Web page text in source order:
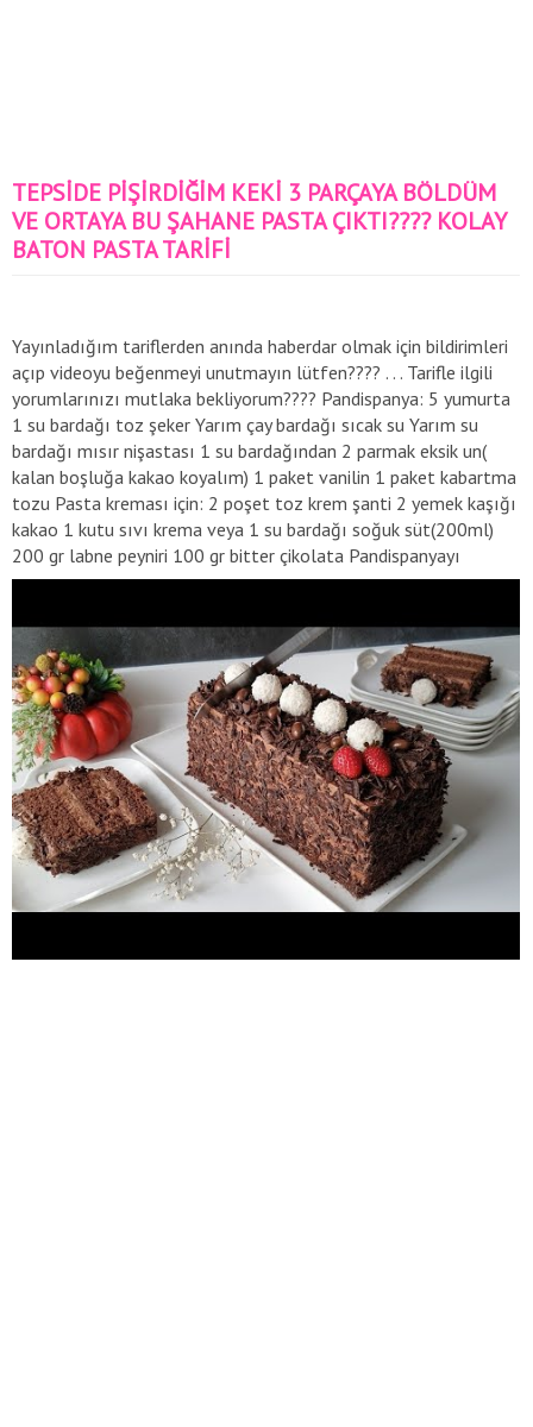
TEPSİDE PİŞİRDİĞİM KEKİ 3 PARÇAYA BÖLDÜM
VE ORTAYA BU ŞAHANE PASTA ÇIKTI???? KOLAY
BATON PASTA TARİFİ
Yayınladığım tariflerden anında haberdar olmak için bildirimleri
açıp videoyu beğenmeyi unutmayın lütfen???? . . . Tarifle ilgili
yorumlarınızı mutlaka bekliyorum???? Pandispanya: 5 yumurta
1 su bardağı toz şeker Yarım çay bardağı sıcak su Yarım su
bardağı mısır nişastası 1 su bardağından 2 parmak eksik un(
kalan boşluğa kakao koyalım) 1 paket vanilin 1 paket kabartma
tozu Pasta kreması için: 2 poşet toz krem şanti 2 yemek kaşığı
kakao 1 kutu sıvı krema veya 1 su bardağı soğuk süt(200ml)
200 gr labne peyniri 100 gr bitter çikolata Pandispanyayı
ıslatmak için yarım su bardağı kadar süt Fıstık draje, pastayı